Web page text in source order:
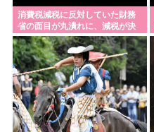
消費税減税に反対していた財務
省の面目が丸潰れに、減税が決
まった途端に市場が動き出した
が……